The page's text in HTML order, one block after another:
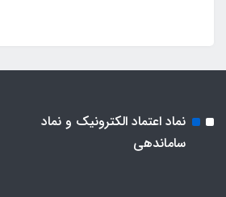
نماد اعتماد الکترونیک و نماد
ساماندهی